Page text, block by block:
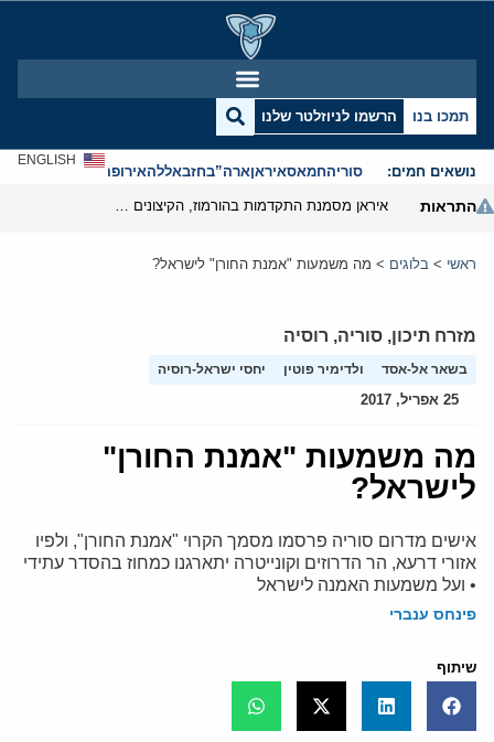
תמכו בנו הרשמו לניוזלטר שלנו
נושאים חמים: סוריהחמאסאיראןארה”בחזבאללהאירופהאנטישמיות
ENGLISH
התראות
ראשי > בלוגים > מה משמעות "אמנת החורן" לישראל?
מזרח תיכון, סוריה, רוסיה
בשאר אל-אסד ולדימיר פוטין יחסי ישראל-רוסיה
25 אפריל, 2017
מה משמעות "אמנת החורן"
לישראל?
אישים מדרום סוריה פרסמו מסמך הקרוי "אמנת החורן", ולפיו
אזורי דרעא, הר הדרוזים וקונייטרה יתארגנו כמחוז בהסדר עתידי
• ועל משמעות האמנה לישראל
פינחס ענברי
שיתוף